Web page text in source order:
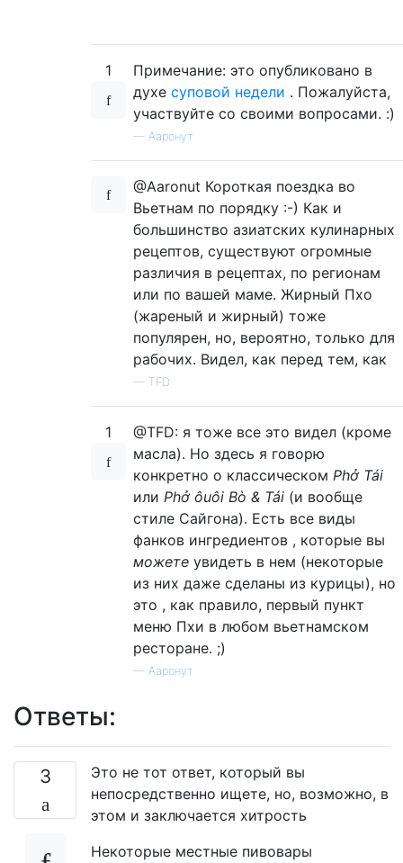
1
Примечание: это опубликовано в
духе суповой недели . Пожалуйста,
участвуйте со своими вопросами. :)
— Ааронут
@Aaronut Короткая поездка во
Вьетнам по порядку :-) Как и
большинство азиатских кулинарных
рецептов, существуют огромные
различия в рецептах, по регионам
или по вашей маме. Жирный Пхо
(жареный и жирный) тоже
популярен, но, вероятно, только для
рабочих. Видел, как перед тем, как
— TFD
1
@TFD: я тоже все это видел (кроме
масла). Но здесь я говорю
конкретно о классическом Phở Tái
или Phở ôuôi Bò & Tái (и вообще
стиле Сайгона). Есть все виды
фанков ингредиентов , которые вы
можете увидеть в нем (некоторые
из них даже сделаны из курицы), но
это , как правило, первый пункт
меню Пхи в любом вьетнамском
ресторане. ;)
— Ааронут
Ответы:
3
Это не тот ответ, который вы
непосредственно ищете, но, возможно, в
этом и заключается хитрость
Некоторые местные пивовары